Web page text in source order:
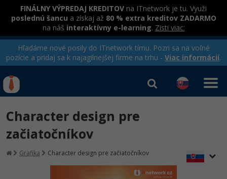
FINÁLNY VÝPREDAJ KREDITOV na ITnetwork je tu. Využi
poslednú šancu a získaj až 80 % extra kreditov ZADARMO
na náš interaktívny e-learning. Zisti viac:
Hľadáme nové posily do ITnetwork tímu. Pozri sa na voľné
pozície a pridaj sa k najagilnejšej firme na trhu - Viac informácií.
Rekvalifikačné kurzy
hradené úradom práce
Kurzy programovania
Ako začať?
Prihlásiť sa|Registrovať
Character design pre
začiatočníkov
Grafika Character design pre začiatočníkov